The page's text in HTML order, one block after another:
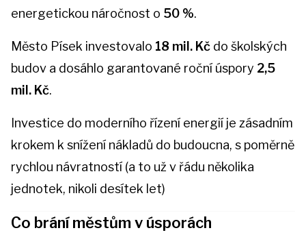
energetickou náročnost o 50 %.
Město Písek investovalo 18 mil. Kč do školských
budov a dosáhlo garantované roční úspory 2,5
mil. Kč.
Investice do moderního řízení energií je zásadním
krokem k snížení nákladů do budoucna, s poměrně
rychlou návratností (a to už v řádu několika
jednotek, nikoli desítek let)
Co brání městům v úsporách